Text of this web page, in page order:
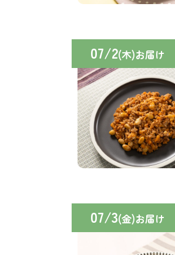
07/2(木)お届け
07/3(金)お届け